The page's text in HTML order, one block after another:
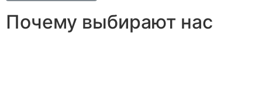
Почему выбирают нас